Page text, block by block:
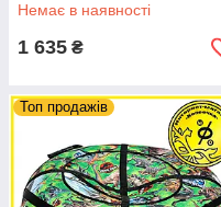
Немає в наявності
1 635 ₴
Топ продажів